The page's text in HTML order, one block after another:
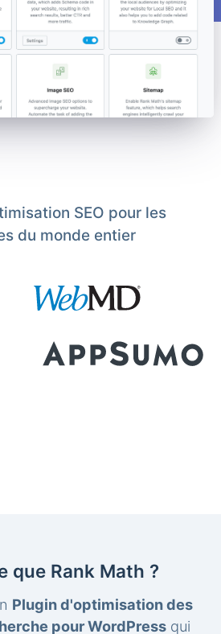
SEO pour les
du monde entier
que Rank Math ?
Plugin d'optimisation des
pour WordPress qui